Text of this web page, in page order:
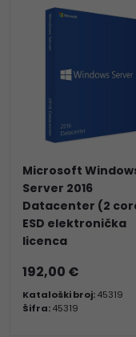
Microsoft
Server 2016
Datacenter (2
ESD elektronička
licenca
192,00 €
Kataloški broj:45319
Šifra:45319